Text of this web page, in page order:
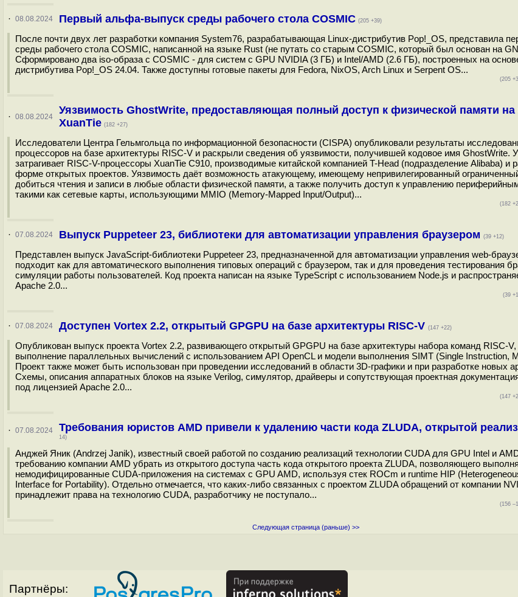
· 08.08.2024 Первый альфа-выпуск среды рабочего стола COSMIC (205 +39)
После почти двух лет разработки компания System76, разрабатывающая Linux-дистрибутив Pop!_OS, представила
среды рабочего стола COSMIC, написанной на языке Rust (не путать со старым COSMIC, который был основан на
Сформировано два iso-образа с COSMIC - для систем с GPU NVIDIA (3 ГБ) и Intel/AMD (2.6 ГБ), построенных на
дистрибутива Pop!_OS 24.04. Также доступны готовые пакеты для Fedora, NixOS, Arch Linux и Serpent OS...
(205
· 08.08.2024
Уязвимость GhostWrite, предоставляющая полный доступ к физической памяти на
XuanTie (182 +27)
Исследователи Центра Гельмгольца по информационной безопасности (CISPA) опубликовали результаты
процессоров на базе архитектуры RISC-V и раскрыли сведения об уязвимости, получившей кодовое имя GhostWrite.
затрагивает RISC-V-процессоры XuanTie C910, производимые китайской компанией T-Head (подразделение Alibaba) и
форме открытых проектов. Уязвимость даёт возможность атакующему, имеющему непривилегированный
добиться чтения и записи в любые области физической памяти, а также получить доступ к управлению
такими как сетевые карты, использующими MMIO (Memory-Mapped Input/Output)...
(182
· 07.08.2024 Выпуск Puppeteer 23, библиотеки для автоматизации управления браузером (39 +12)
Представлен выпуск JavaScript-библиотеки Puppeteer 23, предназначенной для автоматизации управления web-
подходит как для автоматического выполнения типовых операций с браузером, так и для проведения тестирования
симуляции работы пользователей. Код проекта написан на языке TypeScript с использованием Node.js и
Apache 2.0...
(39
· 07.08.2024 Доступен Vortex 2.2, открытый GPGPU на базе архитектуры RISC-V (147 +22)
Опубликован выпуск проекта Vortex 2.2, развивающего открытый GPGPU на базе архитектуры набора команд RISC-
выполнение параллельных вычислений с использованием API OpenCL и модели выполнения SIMT (Single Instruction,
Проект также может быть использован при проведении исследований в области 3D-графики и при разработке новых
Схемы, описания аппаратных блоков на языке Verilog, симулятор, драйверы и сопутствующая проектная
под лицензией Apache 2.0...
(147
· 07.08.2024 Требования юристов AMD привели к удалению части кода ZLUDA, открытой
14)
Анджей Яник (Andrzej Janik), известный своей работой по созданию реализаций технологии CUDA для GPU Intel и
требованию компании AMD убрать из открытого доступа часть кода открытого проекта ZLUDA, позволяющего
немодифицированные CUDA-приложения на системах с GPU AMD, используя стек ROCm и runtime HIP
Interface for Portability). Отдельно отмечается, что каких-либо связанных с проектом ZLUDA обращений от компании
принадлежит права на технологию CUDA, разработчику не поступало...
(156
Следующая страница (раньше) >>
Партнёры: